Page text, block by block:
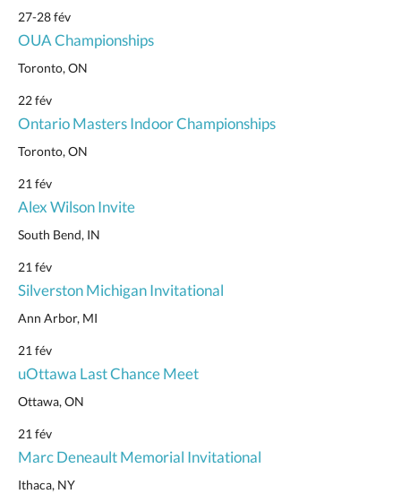
27-28 fév
OUA Championships
Toronto, ON
22 fév
Ontario Masters Indoor Championships
Toronto, ON
21 fév
Alex Wilson Invite
South Bend, IN
21 fév
Silverston Michigan Invitational
Ann Arbor, MI
21 fév
uOttawa Last Chance Meet
Ottawa, ON
21 fév
Marc Deneault Memorial Invitational
Ithaca, NY